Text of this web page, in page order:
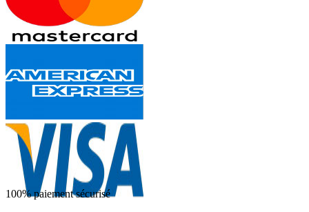
100% paiement sécurisé